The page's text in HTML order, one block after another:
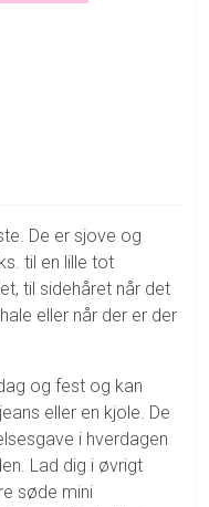
De er sjove og
til en lille tot
til sidehåret når det
eller når der er der
og fest og kan
eller en kjole. De
i hverdagen
Lad dig i øvrigt
søde mini